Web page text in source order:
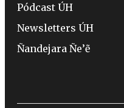
Pódcast ÚH
Newsletters ÚH
Ñandejara Ñe’ẽ